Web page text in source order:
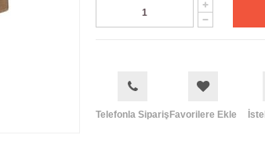
Telefonla Sipariş Favorilere Ekle